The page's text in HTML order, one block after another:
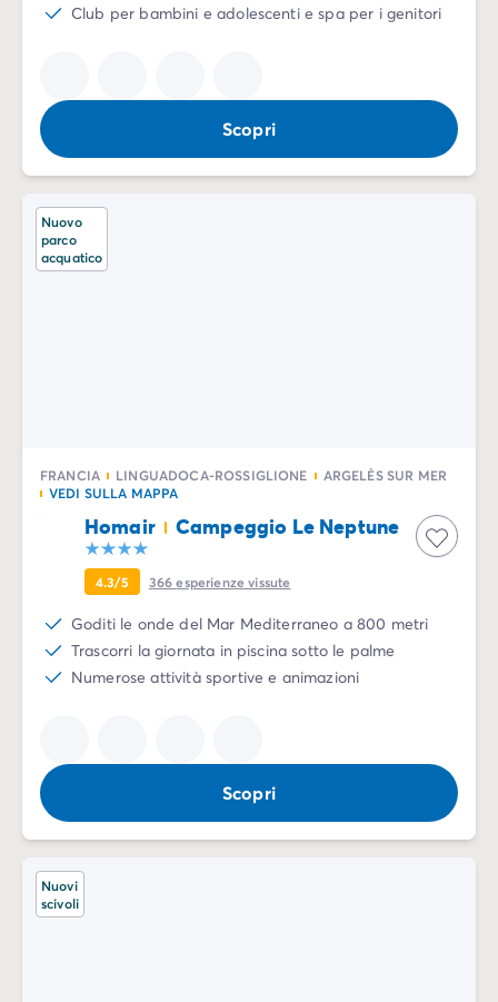
Club per bambini e adolescenti e spa per i genitori
Scopri
Nuovo
parco
acquatico
FRANCIA LINGUADOCA-ROSSIGLIONE
ARGELÈS SUR MER
VEDI SULLA MAPPA
Homair Campeggio Le Neptune
4.3/5 366esperienze vissute
Goditi le onde del Mar Mediterraneo a 800 metri
Trascorri la giornata in piscina sotto le palme
Numerose attività sportive e animazioni
Scopri
Nuovi
scivoli